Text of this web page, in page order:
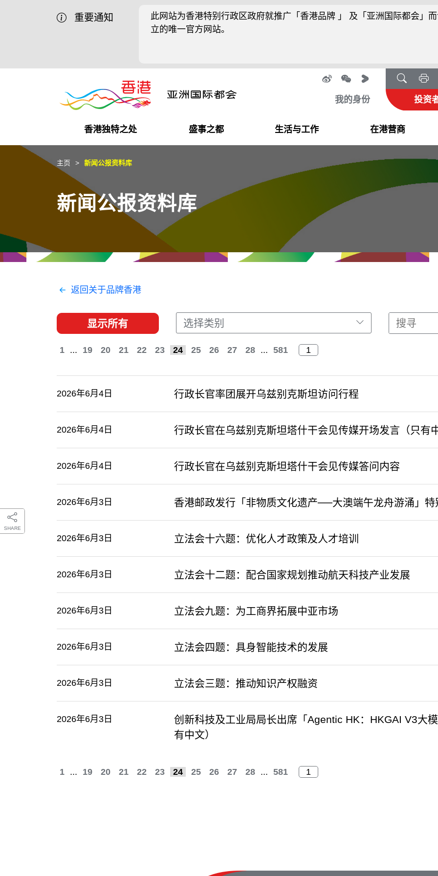
重要通知
此网站为香港特别行政区政府就推广「香港品牌 」 及「亚洲国际都会」
立的唯一官方网站。
我的身份 投资
香港独特之处
商业机遇
独特优势
盛事之都
盛事之都
最新活动精选
生活与工作
在港工作
都会生活
在港营商
在港创业
初创企业
推广香港@中国内地
推广香港@中东
推广香港@粤港澳大湾区
最新资讯
媒体资讯
SHARE
主页 新闻公报资料库
新闻公报资料库
返回关于品牌香港
显示所有 选择类别
1 ... 19 20 21 22 23 24 25 26 27 28 ... 581
2026年6月4日 行政长官率团展开乌兹别克斯坦访问行程
2026年6月4日 行政长官在乌兹别克斯坦塔什干会见传媒开场发言（只有
2026年6月4日 行政长官在乌兹别克斯坦塔什干会见传媒答问内容
2026年6月3日 香港邮政发行「非物质文化遗产──大澳端午龙舟游涌」特
2026年6月3日 立法会十六题：优化人才政策及人才培训
2026年6月3日 立法会十二题：配合国家规划推动航天科技产业发展
2026年6月3日 立法会九题：为工商界拓展中亚市场
2026年6月3日 ​立法会四题：具身智能技术的发展
2026年6月3日 立法会三题：推动知识产权融资
2026年6月3日
创新科技及工业局局长出席「Agentic HK：HKGAI V3大
有中文）
1 ... 19 20 21 22 23 24 25 26 27 28 ... 581